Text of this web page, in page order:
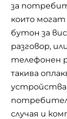
за
които могат
бутон за
разговор,
телефонен
такива
устройства
случая и